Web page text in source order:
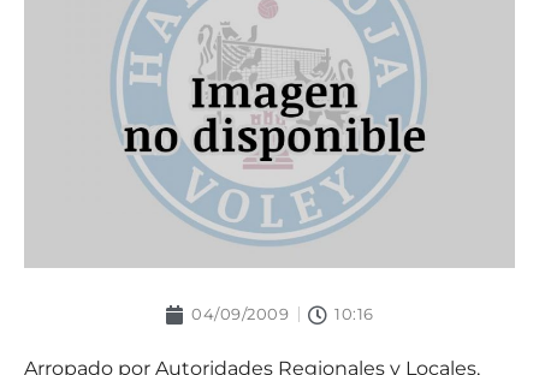
04/09/2009 10:16
Arropado por Autoridades Regionales y Locales,